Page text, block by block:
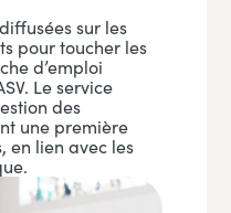
sur les
pour toucher les
d’emploi
Le service
des
une première
en lien avec les